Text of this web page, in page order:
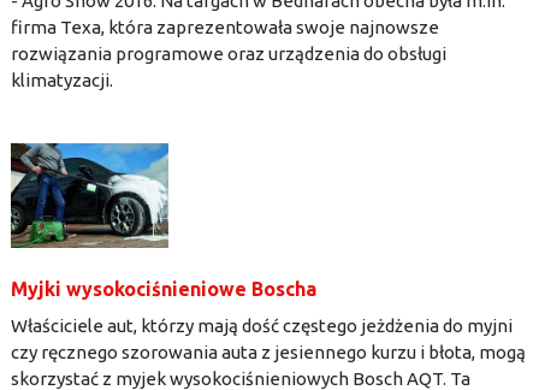
firma Texa, która zaprezentowała swoje najnowsze
rozwiązania programowe oraz urządzenia do obsługi
klimatyzacji.
Myjki wysokociśnieniowe Boscha
Właściciele aut, którzy mają dość częstego jeżdżenia do myjni
czy ręcznego szorowania auta z jesiennego kurzu i błota, mogą
skorzystać z myjek wysokociśnieniowych Bosch AQT. Ta